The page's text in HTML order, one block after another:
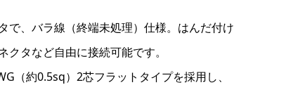
で、バラ線（終端未処理）仕様。はんだ付け
タなど自由に接続可能です。
（約0.5sq）2芯フラットタイプを採用し、